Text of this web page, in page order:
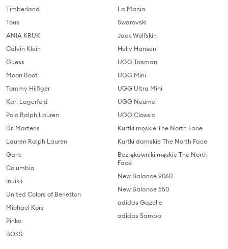
Timberland
Tous
ANIA KRUK
Calvin Klein
Guess
Moon Boot
Tommy Hilfiger
Karl Lagerfeld
Polo Ralph Lauren
Dr. Martens
Lauren Ralph Lauren
Gant
Columbia
Inuikii
United Colors of Benetton
Michael Kors
Pinko
BOSS
La Mania
Swarovski
Jack Wolfskin
Helly Hansen
UGG Tasman
UGG Mini
UGG Ultra Mini
UGG Neumel
UGG Classic
Kurtki męskie The North Face
Kurtki damskie The North Face
Bezrękawniki męskie The North
Face
New Balance 9060
New Balance 550
adidas Gazelle
adidas Samba